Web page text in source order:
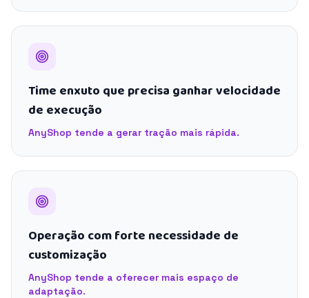
Time enxuto que precisa ganhar velocidade
de execução
AnyShop tende a gerar tração mais rápida.
Operação com forte necessidade de
customização
AnyShop tende a oferecer mais espaço de
adaptação.